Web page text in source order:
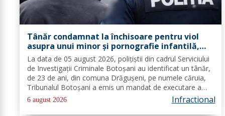
Tânăr condamnat la închisoare pentru viol
asupra unui minor și pornografie infantilă,
identificat de polițiști
La data de 05 august 2026, polițiștii din cadrul Serviciului
de Investigații Criminale Botoșani au identificat un tânăr,
de 23 de ani, din comuna Drăgușeni, pe numele căruia,
Tribunalul Botoșani a emis un mandat de executare a
pedepsei cu închisoarea. Tânărul a fost condamnat la 4
ani și 5 luni de...
6 august 2026 Infractional